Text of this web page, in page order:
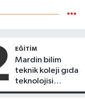
EĞİTİM
Mardin bilim
teknik koleji gıda
teknolojisi
öğrencileri